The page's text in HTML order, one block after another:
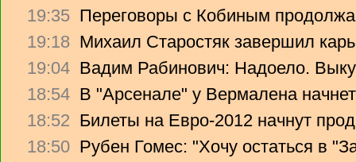
19:35 Переговоры с Кобиным
19:18 Михаил Старостяк завершил
19:04 Вадим Рабинович: Надоело.
18:54 В "Арсенале" у Вермалена
18:52 Билеты на Евро-2012 начнут
18:50 Рубен Гомес: "Хочу остаться в